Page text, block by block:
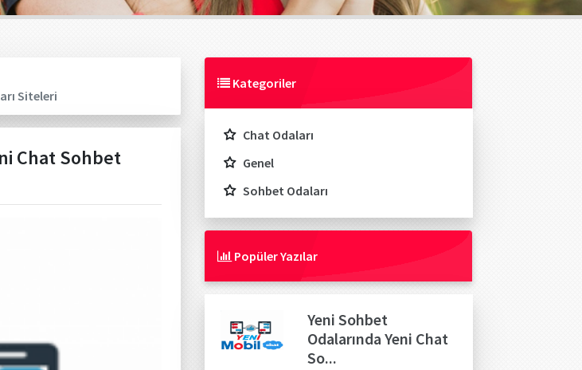
Siteleri
Chat Sohbet
Kategoriler
Chat Odaları
Genel
Sohbet Odaları
Popüler Yazılar
Yeni Sohbet
Odalarında Yeni Chat
So...